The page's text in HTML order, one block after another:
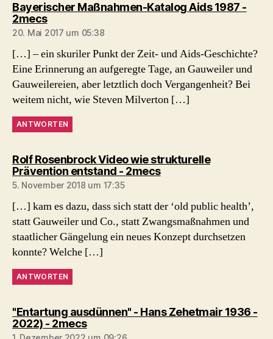
Bayerischer Maßnahmen-Katalog Aids 1987 -
2mecssagt:
20. Mai 2017 um 05:38
[…] – ein skuriler Punkt der Zeit- und Aids-Geschichte?
Eine Erinnerung an aufgeregte Tage, an Gauweiler und
Gauweilereien, aber letztlich doch Vergangenheit? Bei
weitem nicht, wie Steven Milverton […]
ANTWORTEN
Rolf Rosenbrock Video wie strukturelle
Prävention entstand - 2mecssagt:
5. November 2018 um 17:35
[…] kam es dazu, dass sich statt der ‘old public health’,
statt Gauweiler und Co., statt Zwangsmaßnahmen und
staatlicher Gängelung ein neues Konzept durchsetzen
konnte? Welche […]
ANTWORTEN
"Entartung ausdünnen" - Hans Zehetmair 1936 -
2022) - 2mecssagt: